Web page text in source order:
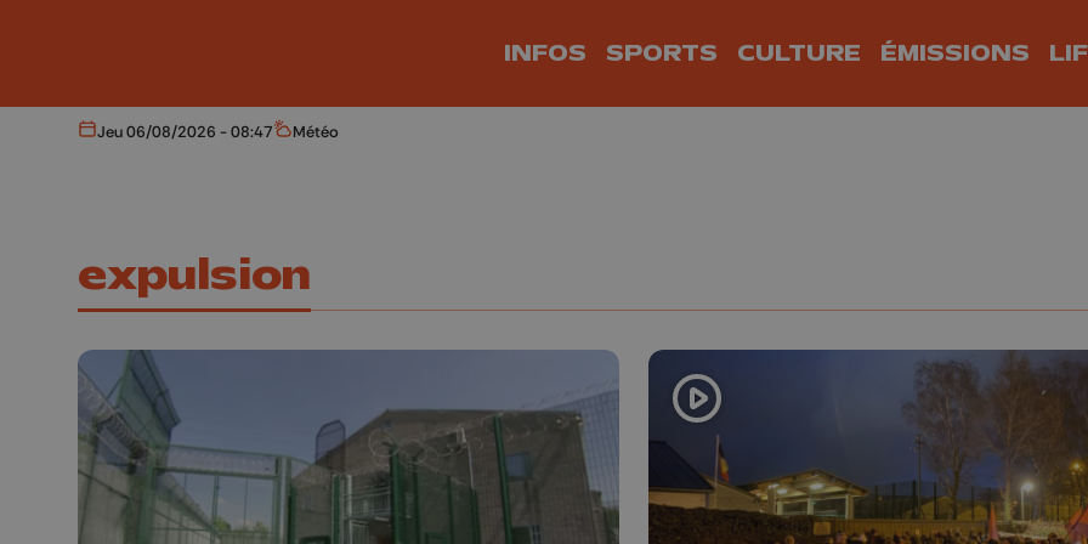
INFOS SPORTS CULTURE ÉMISSIONS
Aujourd'hui
Jeu 06/08/2026 - 08:47 Météo
Météo
expulsion